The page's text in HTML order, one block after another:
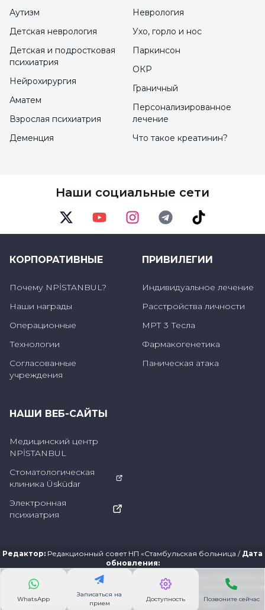
Аутизм
Детская неврология
Неврология
Ухо, горло и нос
Детская и подростковая
психиатрия
Нейрохирургия
Аматем
Взрослая психиатрия
Деменция
Паркинсон
ОКР
Граничный
Персонализированное
лечение
Что такое креатинин?
Наши социальные сети
КОРПОРАТИВНЫЕ
Почему NPİSTANBUL?
Наши награды
Операционные
Технологии
Согласованные
учреждения
ПРИВИЛЕГИИ
Индивидуальное лечение
Расстройства личности
МРТ 3 Тесла
Фармакогенетика
Паническая атака
НАШИ ВЕБ-САЙТЫ
Медицинский центр
NPİSTANBUL
Стоматологическая
клиника Üsküdar
Электронная
психиатрия
Редактор: Редакционный совет НП «Стамбульская больница / Дата
обновления:
Информация, представленная на этом сайте, призвана поддержать, а
не заменить существующие отношения посетителей сайта/пациентов
со своими врачами. Информация, содержащаяся на этом сайте, не
является заменой консультации с врачом. 2024
WhatsApp
Записаться на
прием
Доступность Позвоните сейчас